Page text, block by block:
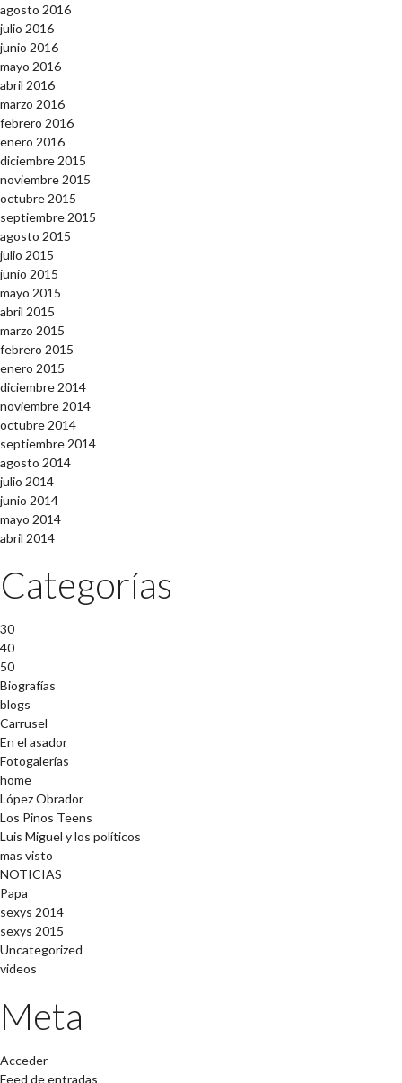
agosto 2016
julio 2016
junio 2016
mayo 2016
abril 2016
marzo 2016
febrero 2016
enero 2016
diciembre 2015
noviembre 2015
octubre 2015
septiembre 2015
agosto 2015
julio 2015
junio 2015
mayo 2015
abril 2015
marzo 2015
febrero 2015
enero 2015
diciembre 2014
noviembre 2014
octubre 2014
septiembre 2014
agosto 2014
julio 2014
junio 2014
mayo 2014
abril 2014
Categorías
30
40
50
Biografías
blogs
Carrusel
En el asador
Fotogalerías
home
López Obrador
Los Pinos Teens
Luis Miguel y los políticos
mas visto
NOTICIAS
Papa
sexys 2014
sexys 2015
Uncategorized
videos
Meta
Acceder
Feed de entradas